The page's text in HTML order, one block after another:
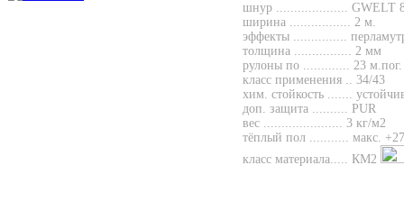
шнур ....................
ширина ................. 2 м.
эффекты ...............
толщина ................ 2 мм
рулоны по ............. 23 м.пог.
класс применения ..
хим. стойкость .......
доп. защита ..........
вес ...................... 3 кг/м2
тёплый пол ........... макс.
класс материала..... КМ2